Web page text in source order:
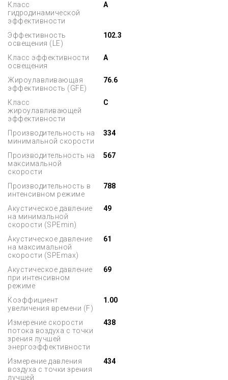
Класс
гидродинамической
эффективности
A
Эффективность
освещения (LE)
102.3
Класс эффективности
освещения
A
Жироулавливающая
эффективность (GFE)
76.6
Класс
жироулавливающей
эффективности
C
Производительность на
минимальной скорости
334
Производительность на
максимальной
скорости
567
Производительность в
интенсивном режиме
788
Акустическое давление
на минимальной
скорости (SPEmin)
49
Акустическое давление
на максимальной
скорости (SPEmax)
61
Акустическое давление
при интенсивном
режиме
69
Коэффициент
увеличения времени (F)
1.00
Измерение скорости
потока воздуха с точки
зрения лучшей
энергоэффективности
438
Измерение давления
воздуха с точки зрения
лучшей
434